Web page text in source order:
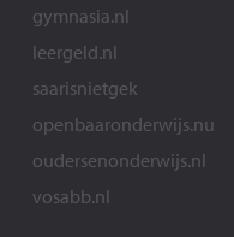
gymnasia.nl
leergeld.nl
saarisnietgek
openbaaronderwijs.nu
oudersenonderwijs.nl
vosabb.nl